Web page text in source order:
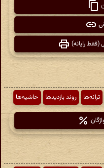
(فقط رایانه)
ترانه‌ها روند بازدیدها حاشیه‌ها